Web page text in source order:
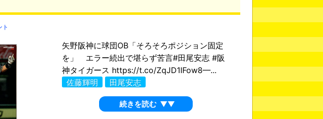
ト
矢野阪神に球団OB「そろそろポジション固定
を」 エラー続出で堪らず苦言#田尾安志 #阪
神タイガース https://t.co/ZqJD1IFow8—...
佐藤輝明
田尾安志
続きを読む ▼▼